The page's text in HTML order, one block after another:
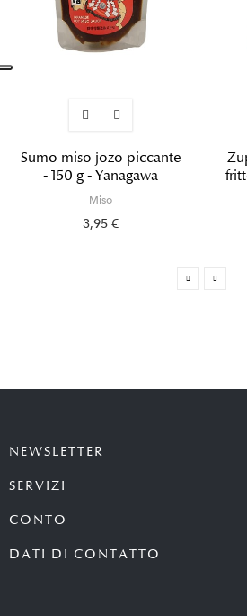
Sumo miso jozo piccante
- 150 g - Yanagawa
Miso
3,95 €
NEWSLETTER
SERVIZI
CONTO
DATI DI CONTATTO